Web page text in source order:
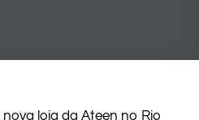
loja da Ateen no Rio